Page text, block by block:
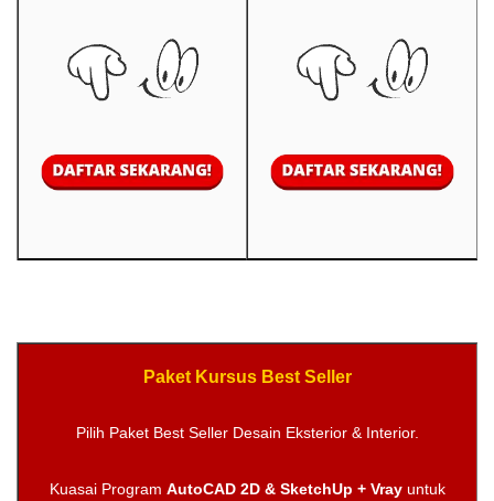
Paket Kursus Best Seller
Pilih Paket Best Seller Desain Eksterior & Interior.
Kuasai Program AutoCAD 2D & SketchUp + Vray untuk